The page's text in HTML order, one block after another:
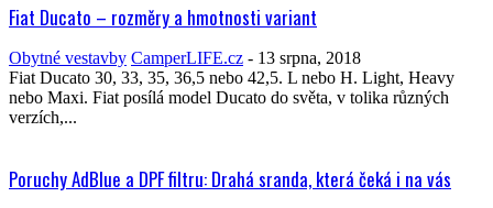
Fiat Ducato – rozměry a hmotnosti variant
Obytné vestavby CamperLIFE.cz - 13 srpna, 2018
Fiat Ducato 30, 33, 35, 36,5 nebo 42,5. L nebo H. Light, Heavy
nebo Maxi. Fiat posílá model Ducato do světa, v tolika různých
verzích,...
Poruchy AdBlue a DPF filtru: Drahá sranda, která čeká i na vás